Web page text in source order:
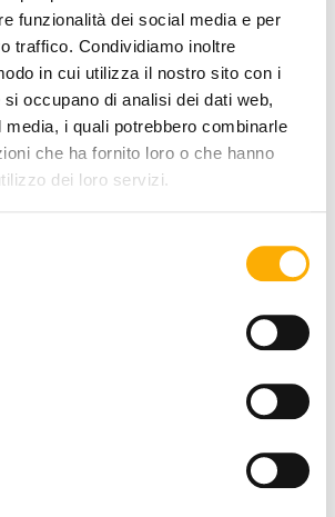
funzionalità dei social media e per
traffico. Condividiamo inoltre
in cui utilizza il nostro sito con i
occupano di analisi dei dati web,
media, i quali potrebbero combinarle
che ha fornito loro o che hanno
dei loro servizi.